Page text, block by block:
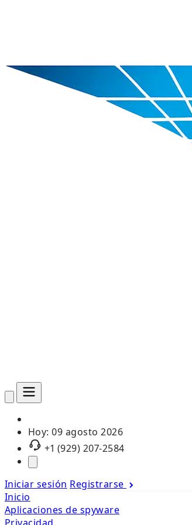
Hoy: 09 agosto 2026
+1 (929) 207-2584
Iniciar sesión Registrarse
Inicio
Aplicaciones de spyware